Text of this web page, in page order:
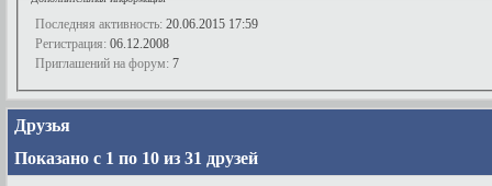
Последняя активность: 20.06.2015 17:59
Регистрация: 06.12.2008
Приглашений на форум: 7
Друзья
Показано с 1 по 10 из 31 друзей